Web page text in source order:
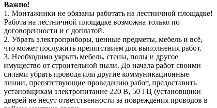
Важно!
1. Монтажники не обязаны работать на лестничной площадке!
Работа на лестничной площадке возможна только по
договоренности и с доплатой.
2. Убрать электроприборы, ценные предметы, мебель и всё,
что может послужить препятствием для выполнения работ.
3. Необходимо укрыть мебель, стены, полы и другое
имущество от строительной пыли. До начала работ своими
силами убрать провода или другие коммуникационные
линии, препятствующие проведению работ, предоставить
установщикам электропитание 220 В, 50 ГЦ (установщики
дверей не несут ответственности за повреждения проводов в